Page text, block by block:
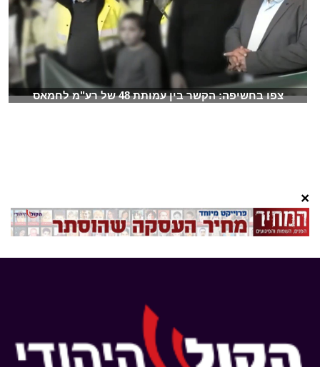
צפו בחשיפה: הקשר בין עמותת 48 של רע"מ לחמאס
×